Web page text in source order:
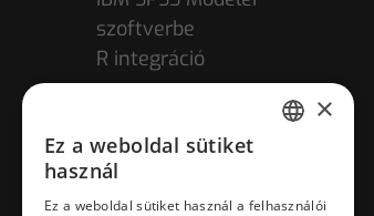
szoftverbe
R integráció
×
Ez a weboldal sütiket
használ
Ez a weboldal sütiket használ a felhasználói